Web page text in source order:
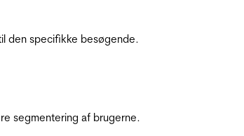
den specifikke besøgende.
segmentering af brugerne.